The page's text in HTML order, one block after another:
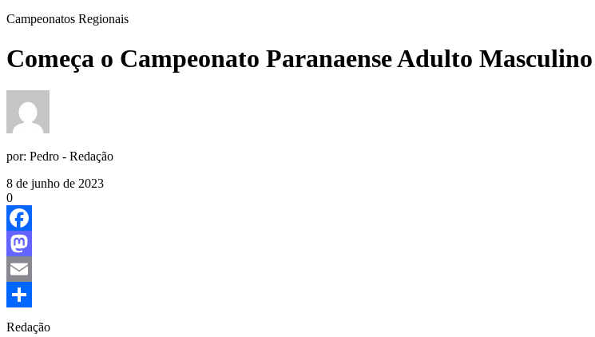
Campeonatos Regionais
Começa o Campeonato Paranaense Adulto
por: Pedro - Redação
8 de junho de 2023
0
Facebook
Mastodon
Email
Share
Redação